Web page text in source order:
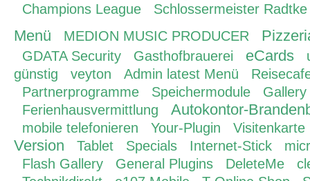
Champions League
Schlossermeister Radtke
Menü MEDION MUSIC PRODUCER
GDATA Security Gasthofbrauerei eCards
günstig
veyton Admin latest Menü
Partnerprogramme
Speichermodule
Gallery
Ferienhausvermittlung
Autokontor-
mobile telefonieren Your-Plugin Visitenkarte
Version Tablet Specials Internet-Stick
Flash Gallery
General Plugins DeleteMe